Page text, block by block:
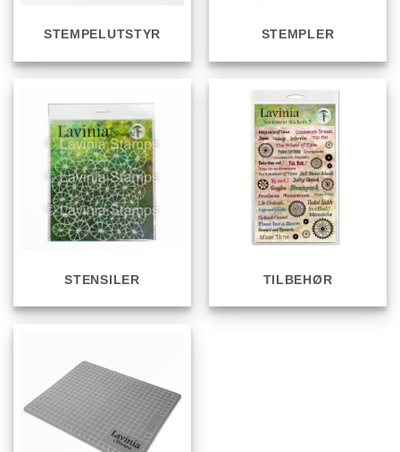
STEMPELUTSTYR STEMPLER
STENSILER TILBEHØR